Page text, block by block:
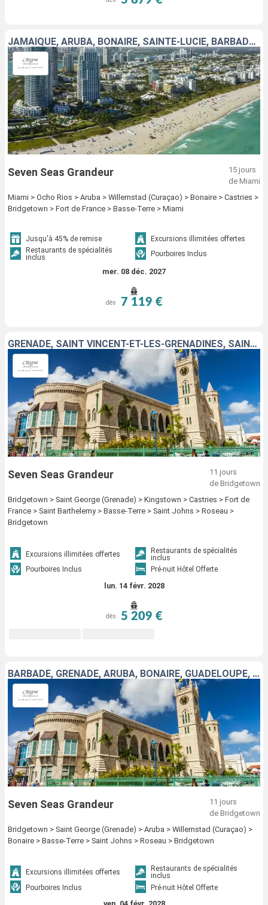
JAMAÏQUE, ARUBA, BONAIRE, SAINTE-LUCIE, BARBADE, MARTINIQUE, GUADELOUPE, ÉTATS-UNIS
Seven Seas Grandeur
15 jours
de Miami
Miami > Ocho Rios > Aruba > Willemstad (Curaçao) > Bonaire > Castries >
Bridgetown > Fort de France > Basse-Terre > Miami
Jusqu'à 45% de remise
Excursions illimitées offertes
Restaurants de spécialités
inclus
Pourboires Inclus
mer. 08 déc. 2027
dès 7 119 €
GRENADE, SAINT VINCENT-ET-LES-GRENADINES, SAINTE-LUCIE, MARTINIQUE, FRANCE, GUADELOUPE, ÉTATS-UNIS, DOMINIQUE, BARBADE
Seven Seas Grandeur
11 jours
de Bridgetown
Bridgetown > Saint George (Grenade) > Kingstown > Castries > Fort de
France > Saint Barthelemy > Basse-Terre > Saint Johns > Roseau >
Bridgetown
Excursions illimitées offertes
Restaurants de spécialités
inclus
Pourboires Inclus
Pré-nuit Hôtel Offerte
lun. 14 févr. 2028
dès 5 209 €
BARBADE, GRENADE, ARUBA, BONAIRE, GUADELOUPE, ÉTATS-UNIS, DOMINIQUE
Seven Seas Grandeur
11 jours
de Bridgetown
Bridgetown > Saint George (Grenade) > Aruba > Willemstad (Curaçao) >
Bonaire > Basse-Terre > Saint Johns > Roseau > Bridgetown
Excursions illimitées offertes
Restaurants de spécialités
inclus
Pourboires Inclus
Pré-nuit Hôtel Offerte